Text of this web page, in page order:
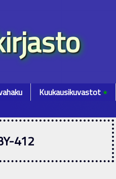
Kuukausikuvastot٭
412